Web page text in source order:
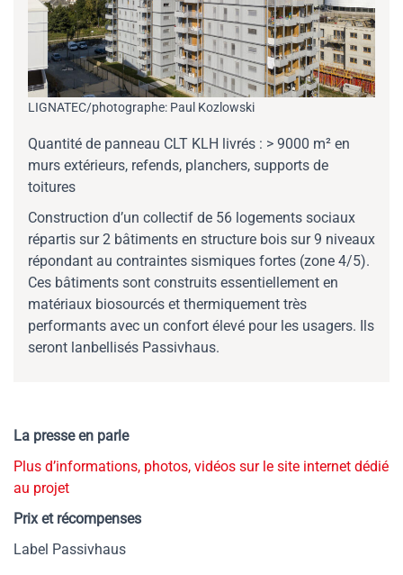
LIGNATEC/photographe: Paul Kozlowski
Quantité de panneau CLT KLH livrés : > 9000 m² en
murs extérieurs, refends, planchers, supports de
toitures
Construction d’un collectif de 56 logements sociaux
répartis sur 2 bâtiments en structure bois sur 9 niveaux
répondant au contraintes sismiques fortes (zone 4/5).
Ces bâtiments sont construits essentiellement en
matériaux biosourcés et thermiquement très
performants avec un confort élevé pour les usagers. Ils
seront lanbellisés Passivhaus.
La presse en parle
Plus d’informations, photos, vidéos sur le site internet dédié
au projet
Prix et récompenses
Label Passivhaus